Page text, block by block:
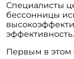
Специалисты
бессонницы
эффективность.
Первым в этом